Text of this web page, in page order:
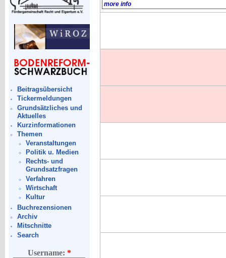
Beitragsübersicht
Tickermeldungen
Grundsätzliches und
Aktuelles
Kurzinformationen
Themen
Veranstaltungen
Politik u. Medien
Rechts- und
Grundsatzfragen
Verfahren
Wirtschaft
Kultur
Buchrezensionen
Archiv
Mitschnitte
Search
Username: *
more info